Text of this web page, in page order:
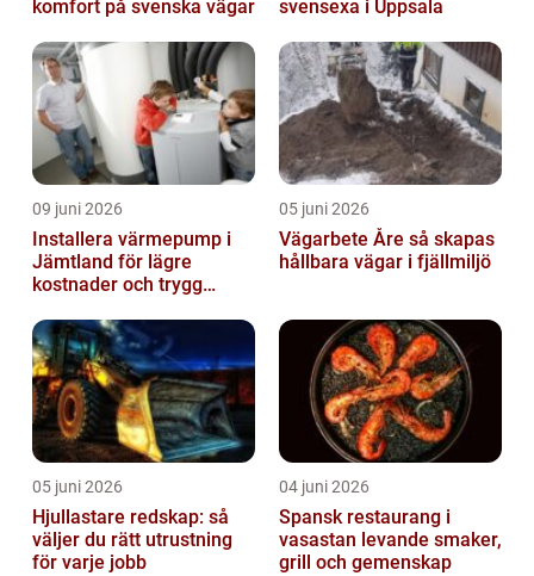
komfort på svenska vägar
svensexa i Uppsala
09 juni 2026
Installera värmepump i
Jämtland för lägre
kostnader och trygg
05 juni 2026
Vägarbete Åre så skapas
hållbara vägar i fjällmiljö
05 juni 2026
Hjullastare redskap: så
väljer du rätt utrustning
för varje jobb
04 juni 2026
Spansk restaurang i
vasastan levande smaker,
grill och gemenskap